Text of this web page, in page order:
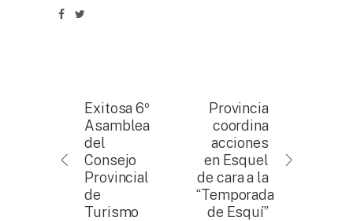
Exitosa 6º
Asamblea
del
Consejo
Provincial
de
Turismo
Provincia
coordina
acciones
en Esquel
de cara a la
“Temporada
de Esquí”